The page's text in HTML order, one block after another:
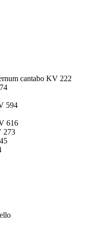
cantabo KV 222
594
616
273